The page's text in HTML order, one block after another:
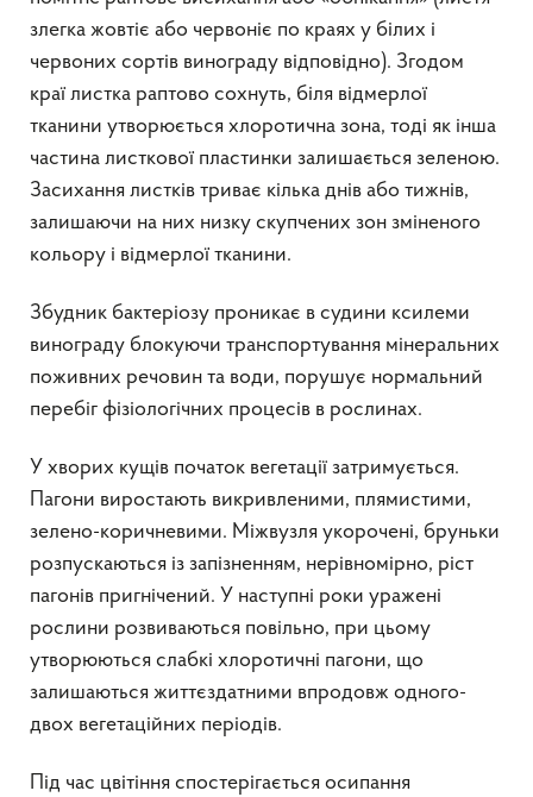
злегка жовтіє або червоніє по краях у білих і
червоних сортів винограду відповідно). Згодом
краї листка раптово сохнуть, біля відмерлої
тканини утворюється хлоротична зона, тоді як інша
частина листкової пластинки залишається зеленою.
Засихання листків триває кілька днів або тижнів,
залишаючи на них низку скупчених зон зміненого
кольору і відмерлої тканини.
Збудник бактеріозу проникає в судини ксилеми
винограду блокуючи транспортування мінеральних
поживних речовин та води, порушує нормальний
перебіг фізіологічних процесів в рослинах.
У хворих кущів початок вегетації затримується.
Пагони виростають викривленими, плямистими,
зелено-коричневими. Міжвузля укорочені, бруньки
розпускаються із запізненням, нерівномірно, ріст
пагонів пригнічений. У наступні роки уражені
рослини розвиваються повільно, при цьому
утворюються слабкі хлоротичні пагони, що
залишаються життєздатними впродовж одного-
двох вегетаційних періодів.
Під час цвітіння спостерігається осипання